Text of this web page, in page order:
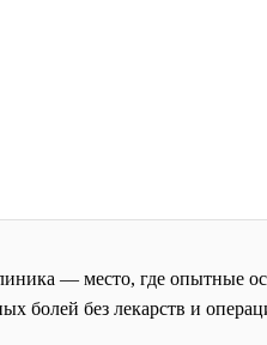
— место, где опытные
болей без лекарств и